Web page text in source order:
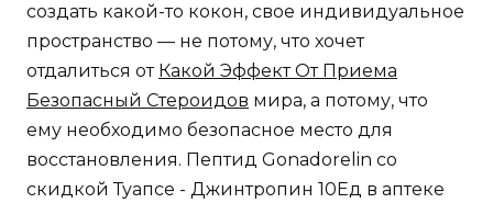
создать какой-то кокон, свое индивидуальное
пространство — не потому, что хочет
отдалиться от Какой Эффект От Приема
Безопасный Стероидов мира, а потому, что
ему необходимо безопасное место для
восстановления. Пептид Gonadorelin со
скидкой Туапсе - Джинтропин 10Ед в аптеке